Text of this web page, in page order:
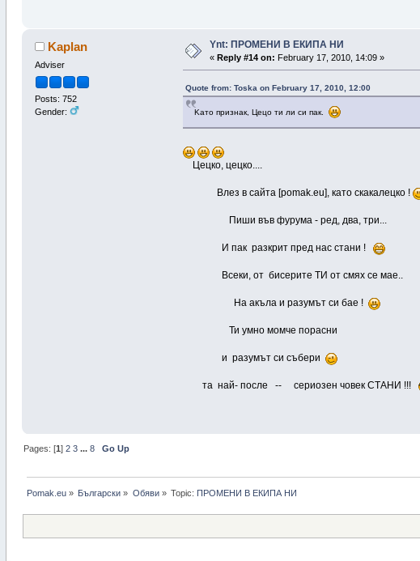
Kaplan
Adviser
Posts: 752
Gender:
Ynt: ПРОМЕНИ В ЕКИПА НИ
« Reply #14 on: February 17, 2010, 14:09 »
Quote from: Toska on February 17, 2010, 12:00
Kато признак, Цецо ти ли си пак.
Цецко, цецко....
Влез в сайта [pomak.eu], като скакалецко !
Пиши във фурума - ред, два, три...
И пак разкрит пред нас стани !
Всеки, от бисерите ТИ от смях се мае..
На акъла и разумът си бае !
Ти умно момче порасни
и разумът си събери
та най- после -- сериозен човек СТАНИ !!!
Pages: [1] 2 3 ... 8
Go Up
Pomak.eu» Български » Oбяви» Topic: ПРОМЕНИ В ЕКИПА НИ